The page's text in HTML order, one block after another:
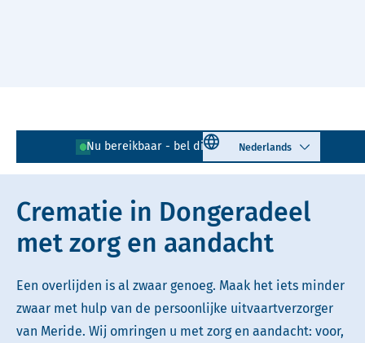
Nu bereikbaar - bel direct! 0519 - 728 067
Select language
Lees voor Uitleg woorden
Simpele tekst
Crematie in Dongeradeel
met zorg en aandacht
Een overlijden is al zwaar genoeg. Maak het iets minder
zwaar met hulp van de persoonlijke uitvaartverzorger
van Meride. Wij omringen u met zorg en aandacht: voor,